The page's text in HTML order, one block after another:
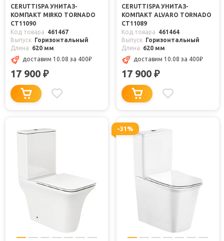
CERUTTISPA УНИТАЗ-
КОМПАКТ MIRKO TORNADO
CT11090
Код товара
461467
Выпуск Горизонтальный
Длина
620 мм
доставим 10.08 за 400₽
17 900 ₽
CERUTTISPA УНИТАЗ-
КОМПАКТ ALVARO TORNADO
CT11089
Код товара
461464
Выпуск Горизонтальный
Длина
620 мм
доставим 10.08 за 400₽
17 900 ₽
-31%